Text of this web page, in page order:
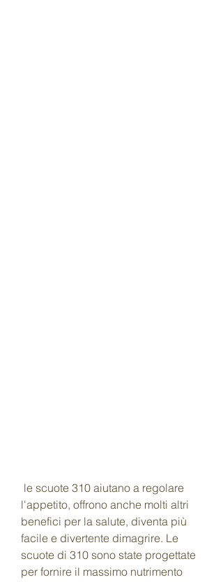
l'appetito, offrono anche molti altri
benefici per la salute, diventa più
facile e divertente dimagrire. Le
scuote di 310 sono state progettate
per fornire il massimo nutrimento